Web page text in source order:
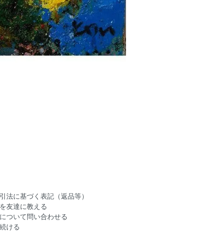
法に基づく表記（返品等）
友達に教える
ついて問い合わせる
ける